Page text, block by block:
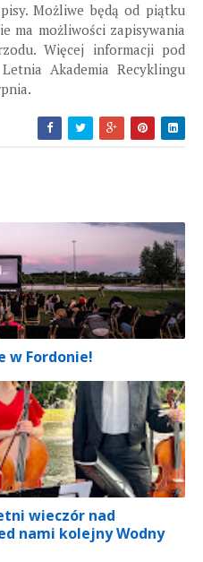
Możliwe będą od piątku
ma możliwości zapisywania
Więcej informacji pod
Akademia Recyklingu
w Fordonie!
wieczór nad
nami kolejny Wodny